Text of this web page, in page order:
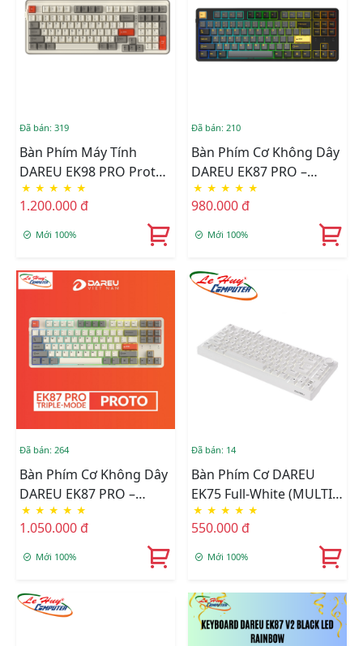
Đã bán: 319
Bàn Phím Máy Tính
DAREU EK98 PRO Proto
Dream Switch
★ ★ ★ ★ ★
1.200.000 đ
Mới 100%
Đã bán: 210
Bàn Phím Cơ Không Dây
DAREU EK87 PRO –
BLACK GOLDEN
★ ★ ★ ★ ★
980.000 đ
Mới 100%
Đã bán: 264
Bàn Phím Cơ Không Dây
DAREU EK87 PRO –
PROTO (Triple Mode,
Cherry PBT Double Shot,
Gasket Mount, RGB)
★ ★ ★ ★ ★
1.050.000 đ
Mới 100%
Đã bán: 14
Bàn Phím Cơ DAREU
EK75 Full-White (MULTI
LED) (Switch: Dream /
Firefly )
★ ★ ★ ★ ★
550.000 đ
Mới 100%